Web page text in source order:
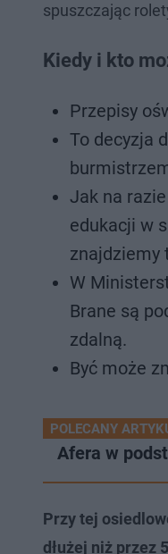
spuszczając
Kiedy i kto
Przepisy
To decyzja
Jak na
edukacji w
znajdziemy
W
Brane są
zdalną.
Być może
POLECANY
Afera w
Przy tej
dłużej niż przez